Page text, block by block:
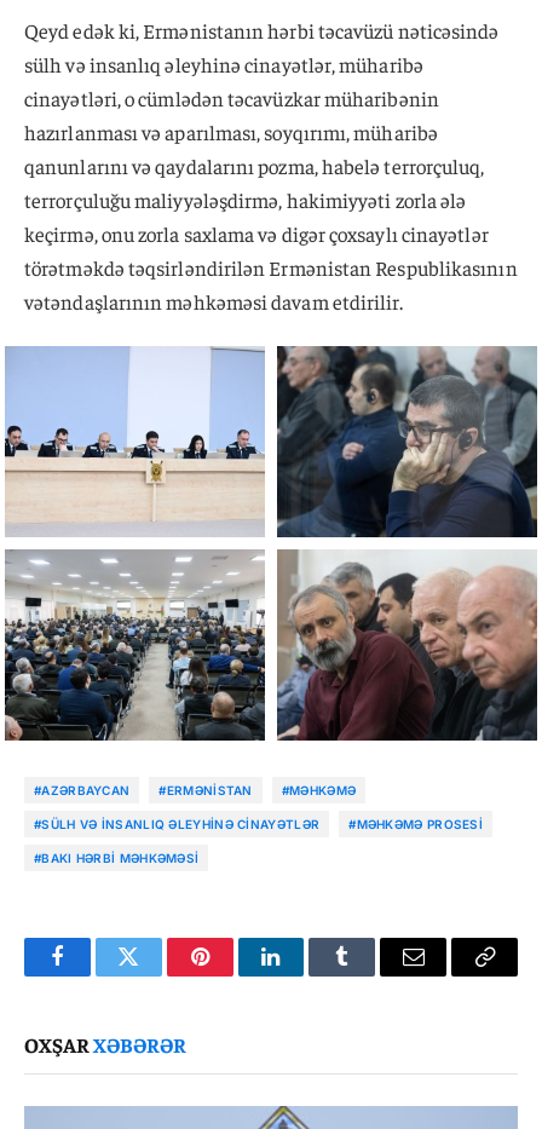
Qeyd edək ki, Ermənistanın hərbi təcavüzü nəticəsində
sülh və insanlıq əleyhinə cinayətlər, müharibə
cinayətləri, o cümlədən təcavüzkar müharibənin
hazırlanması və aparılması, soyqırımı, müharibə
qanunlarını və qaydalarını pozma, habelə terrorçuluq,
terrorçuluğu maliyyələşdirmə, hakimiyyəti zorla ələ
keçirmə, onu zorla saxlama və digər çoxsaylı cinayətlər
törətməkdə təqsirləndirilən Ermənistan Respublikasının
vətəndaşlarının məhkəməsi davam etdirilir.
#AZƏRBAYCAN #ERMƏNISTAN #MƏHKƏMƏ
#SÜLH VƏ INSANLIQ ƏLEYHINƏ CINAYƏTLƏR #MƏHKƏMƏ PROSESI
#BAKI HƏRBI MƏHKƏMƏSI
FacebookTwitter PinterestLinkedInTumblr Email
Copy
OXŞARXƏBƏRƏR